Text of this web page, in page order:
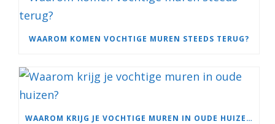
WAAROM KOMEN VOCHTIGE MUREN STEEDS TERUG?
WAAROM KRIJG JE VOCHTIGE MUREN IN OUDE HUIZEN?